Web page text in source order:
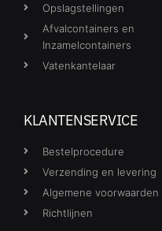
Opslagstellingen
Afvalcontainers en
Inzamelcontainers
Vatenkantelaar
KLANTENSERVICE
Bestelprocedure
Verzending en levering
Algemene voorwaarden
Richtlijnen